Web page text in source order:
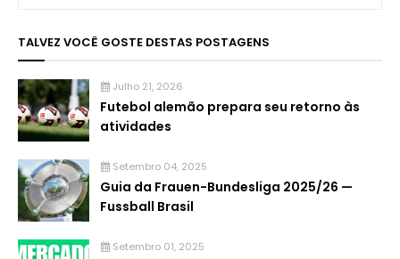
TALVEZ VOCÊ GOSTE DESTAS POSTAGENS
Julho 21, 2026
Futebol alemão prepara seu retorno às
atividades
Setembro 04, 2025
Guia da Frauen-Bundesliga 2025/26 —
Fussball Brasil
Setembro 01, 2025